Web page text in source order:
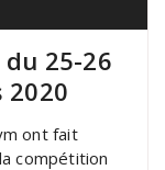
25-26
2020
ont fait
compétition